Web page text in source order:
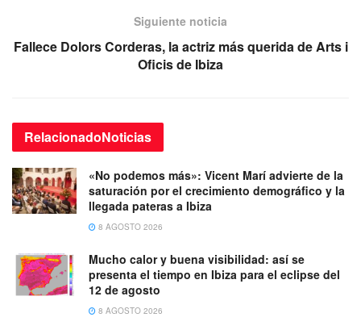
Siguiente noticia
Fallece Dolors Corderas, la actriz más querida de Arts i
Oficis de Ibiza
RelacionadoNoticias
«No podemos más»: Vicent Marí advierte de la
saturación por el crecimiento demográfico y la
llegada pateras a Ibiza
8 AGOSTO 2026
Mucho calor y buena visibilidad: así se
presenta el tiempo en Ibiza para el eclipse del
12 de agosto
8 AGOSTO 2026